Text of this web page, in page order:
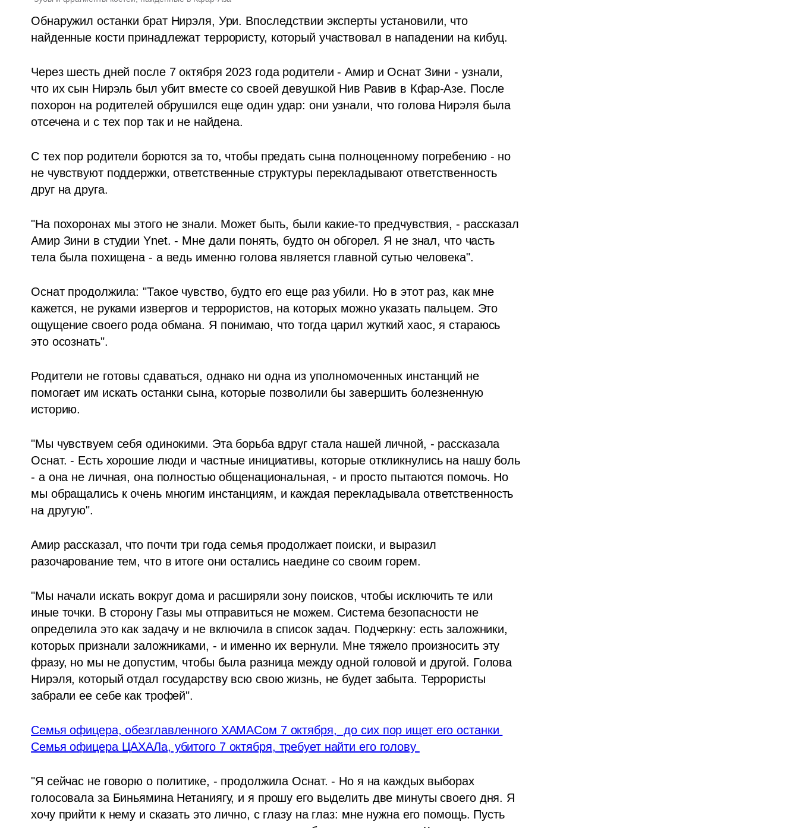
Обнаружил останки брат Нирэля, Ури. Впоследствии эксперты установили, что
найденные кости принадлежат террористу, который участвовал в нападении на кибуц.
Через шесть дней после 7 октября 2023 года родители - Амир и Оснат Зини - узнали,
что их сын Нирэль был убит вместе со своей девушкой Нив Равив в Кфар-Азе. После
похорон на родителей обрушился еще один удар: они узнали, что голова Нирэля была
отсечена и с тех пор так и не найдена.
С тех пор родители борются за то, чтобы предать сына полноценному погребению - но
не чувствуют поддержки, ответственные структуры перекладывают ответственность
друг на друга.
"На похоронах мы этого не знали. Может быть, были какие-то предчувствия, - рассказал
Амир Зини в студии Ynet. - Мне дали понять, будто он обгорел. Я не знал, что часть
тела была похищена - а ведь именно голова является главной сутью человека".
Оснат продолжила: "Такое чувство, будто его еще раз убили. Но в этот раз, как мне
кажется, не руками извергов и террористов, на которых можно указать пальцем. Это
ощущение своего рода обмана. Я понимаю, что тогда царил жуткий хаос, я стараюсь
это осознать".
Родители не готовы сдаваться, однако ни одна из уполномоченных инстанций не
помогает им искать останки сына, которые позволили бы завершить болезненную
историю.
"Мы чувствуем себя одинокими. Эта борьба вдруг стала нашей личной, - рассказала
Оснат. - Есть хорошие люди и частные инициативы, которые откликнулись на нашу боль
- а она не личная, она полностью общенациональная, - и просто пытаются помочь. Но
мы обращались к очень многим инстанциям, и каждая перекладывала ответственность
на другую".
Амир рассказал, что почти три года семья продолжает поиски, и выразил
разочарование тем, что в итоге они остались наедине со своим горем.
"Мы начали искать вокруг дома и расширяли зону поисков, чтобы исключить те или
иные точки. В сторону Газы мы отправиться не можем. Система безопасности не
определила это как задачу и не включила в список задач. Подчеркну: есть заложники,
которых признали заложниками, - и именно их вернули. Мне тяжело произносить эту
фразу, но мы не допустим, чтобы была разница между одной головой и другой. Голова
Нирэля, который отдал государству всю свою жизнь, не будет забыта. Террористы
забрали ее себе как трофей".
Семья офицера, обезглавленного ХАМАСом 7 октября,  до сих пор ищет его останки
Семья офицера ЦАХАЛа, убитого 7 октября, требует найти его голову
"Я сейчас не говорю о политике, - продолжила Оснат. - Но я на каждых выборах
голосовала за Биньямина Нетаниягу, и я прошу его выделить две минуты своего дня. Я
хочу прийти к нему и сказать это лично, с глазу на глаз: мне нужна его помощь. Пусть